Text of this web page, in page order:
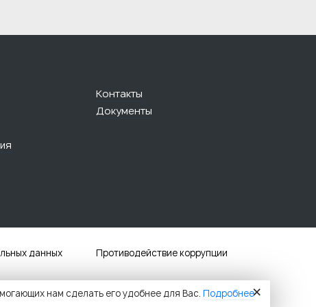
Контакты
Документы
данных
Противодействие коррупции
нам сделать его удобнее для Вас.Подробнее×